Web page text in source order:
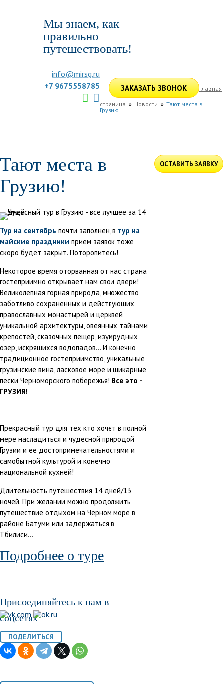
Мы знаем, как
правильно
путешествовать!
info@mirsg.ru
+7 9675558785
ЗАКАЗАТЬ ЗВОНОК
ОСТАВИТЬ ЗАЯВКУ
Главная
страница Новости
Тают места в
Грузию!
Тают места в
Грузию!
Тур на сентябрь почти заполнен, в тур на
майские праздники прием заявок тоже
скоро будет закрыт. Поторопитесь!
Некоторое время оторванная от нас страна
гостеприимно открывает нам свои двери!
Великолепная горная природа, множество
заботливо сохраненных и действующих
православных монастырей и церквей
уникальной архитектуры, овеянных тайнами
крепостей, сказочных пещер, изумрудных
озер, искрящихся водопадов... И конечно
традиционное гостеприимство, уникальные
грузинские вина, ласковое море и шикарные
пески Черноморского побережья! Все это -
ГРУЗИЯ!
Прекрасный тур для тех кто хочет в полной
мере насладиться и чудесной природой
Грузии и ее достопримечательностями и
самобытной культурой и конечно
национальной кухней!
Длительность путешествия 14 дней/13
ночей. При желании можно продолжить
путешествие отдыхом на Черном море в
районе Батуми или задержаться в
Тбилиси...
Подробнее о туре
Присоединяйтесь к нам в
соцсетях